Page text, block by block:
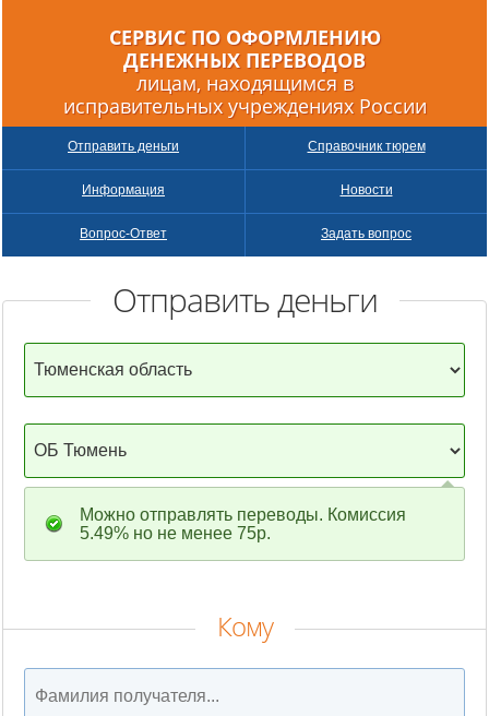
СЕРВИС ПО ОФОРМЛЕНИЮ
ДЕНЕЖНЫХ ПЕРЕВОДОВ
лицам, находящимся в
исправительных учреждениях России
Отправить деньги Справочник тюрем
Информация Новости
Вопрос-Ответ Задать вопрос
Отправить деньги
Можно отправлять переводы. Комиссия
5.49% но не менее 75р.
Кому